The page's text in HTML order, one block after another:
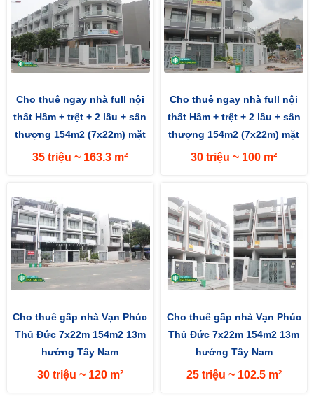
Cho thuê ngay nhà full nội
thất Hầm + trệt + 2 lầu + sân
thượng 154m2 (7x22m) mặt
tiền đường 13m hướng...
35 triệu ~ 163.3 m²
Cho thuê ngay nhà full nội
thất Hầm + trệt + 2 lầu + sân
thượng 154m2 (7x22m) mặt
tiền đường 13m hướng...
30 triệu ~ 100 m²
Cho thuê gấp nhà Vạn Phúc
Thủ Đức 7x22m 154m2 13m
hướng Tây Nam
30 triệu ~ 120 m²
Cho thuê gấp nhà Vạn Phúc
Thủ Đức 7x22m 154m2 13m
hướng Tây Nam
25 triệu ~ 102.5 m²